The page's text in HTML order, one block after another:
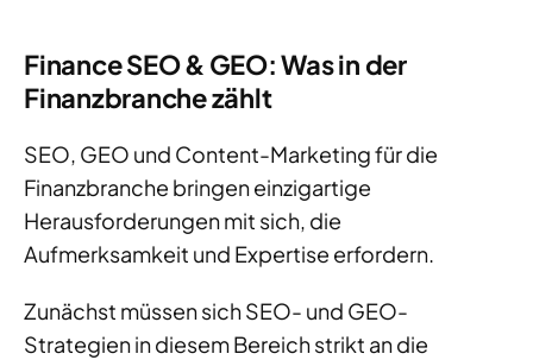
Finance SEO & GEO: Was in der
Finanzbranche zählt
SEO, GEO und Content-Marketing für die
Finanzbranche bringen einzigartige
Herausforderungen mit sich, die
Aufmerksamkeit und Expertise erfordern.
Zunächst müssen sich SEO- und GEO-
Strategien in diesem Bereich strikt an die